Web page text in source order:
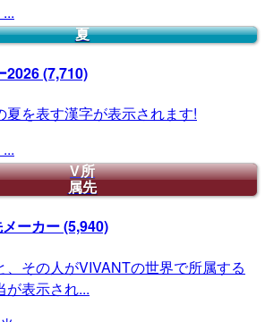
...
夏
2026(7,710)
夏を表す漢字が表示されます!
...
V所
属先
ーカー(5,940)
、その人がVIVANTの世界で所属する
が表示され...